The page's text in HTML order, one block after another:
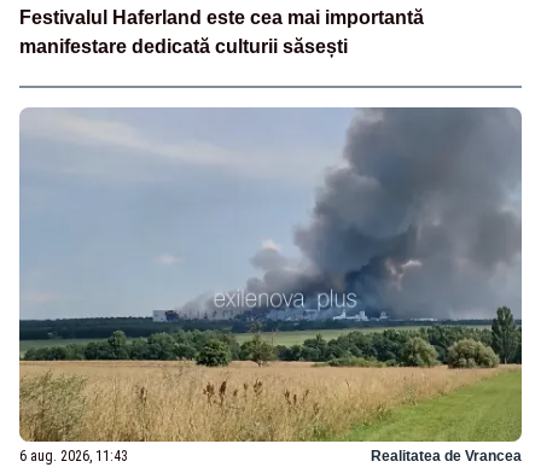
Festivalul Haferland este cea mai importantă
manifestare dedicată culturii săsești
6 aug. 2026, 11:43 Realitatea de Vrancea